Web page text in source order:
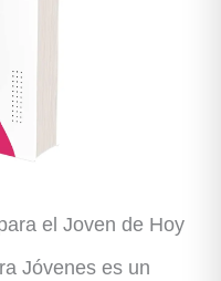
el Joven de Hoy
Jóvenes es un